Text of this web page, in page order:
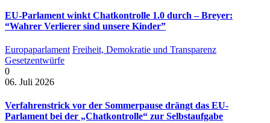
EU-Parlament winkt Chatkontrolle 1.0 durch – Breyer:
“Wahrer Verlierer sind unsere Kinder”
Europaparlament Freiheit, Demokratie und Transparenz
Gesetzentwürfe
0
06. Juli 2026
Verfahrenstrick vor der Sommerpause drängt das EU-
Parlament bei der „Chatkontrolle“ zur Selbstaufgabe